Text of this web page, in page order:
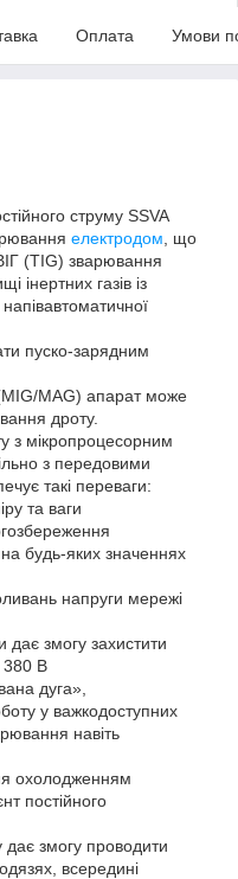
Оплата Умови
струму SSVA
електродом , що
(TIG) зварювання
інертних газів із
пуско-зарядним
MAG) апарат може
дроту.
з мікропроцесорним
з передовими
такі переваги:
та ваги
будь-яких значеннях
напруги мережі
дає змогу захистити
380 В
дуга»,
у важкодоступних
навіть
охолодженням
постійного
дає змогу проводити
всередині